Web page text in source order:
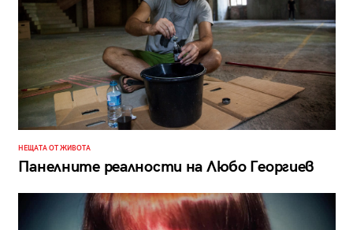
НЕЩАТА ОТ ЖИВОТА
Панелните реалности на Любо Георгиев